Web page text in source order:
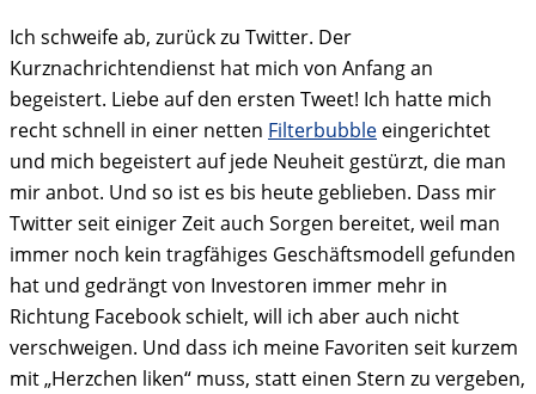
Ich schweife ab, zurück zu Twitter. Der
Kurznachrichtendienst hat mich von Anfang an
begeistert. Liebe auf den ersten Tweet! Ich hatte mich
recht schnell in einer netten Filterbubble eingerichtet
und mich begeistert auf jede Neuheit gestürzt, die man
mir anbot. Und so ist es bis heute geblieben. Dass mir
Twitter seit einiger Zeit auch Sorgen bereitet, weil man
immer noch kein tragfähiges Geschäftsmodell gefunden
hat und gedrängt von Investoren immer mehr in
Richtung Facebook schielt, will ich aber auch nicht
verschweigen. Und dass ich meine Favoriten seit kurzem
mit „Herzchen liken“ muss, statt einen Stern zu vergeben,